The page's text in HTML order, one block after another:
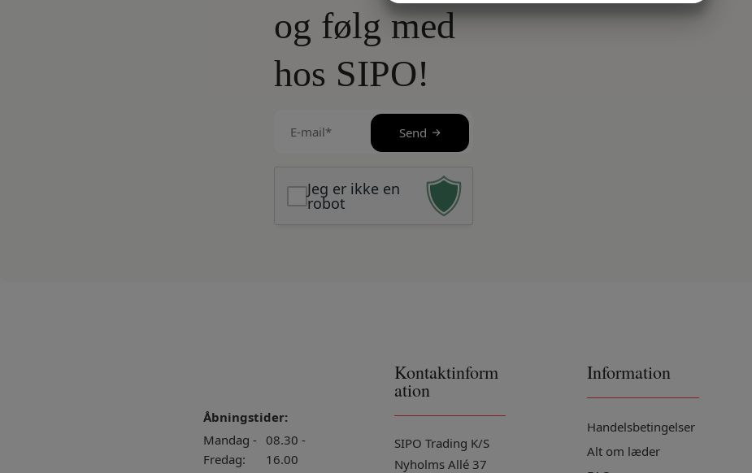
og følg med
hos SIPO!
mail
Jeg er ikke en
robot
Send
Åbningstider:
Mandag -
Fredag:
08.30 -
16.00
Kontaktinform
ation
SIPO Trading K/S
Nyholms Allé 37
Information
Handelsbetingelser
Alt om læder